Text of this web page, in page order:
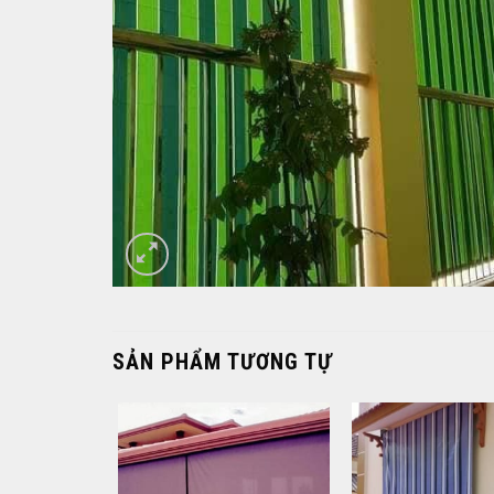
SẢN PHẨM TƯƠNG TỰ